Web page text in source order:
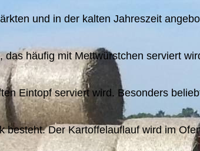
und in der kalten Jahreszeit
häufig mit Mettwürstchen serviert
Eintopf serviert wird. Besonders
Der Kartoffelauflauf wird im